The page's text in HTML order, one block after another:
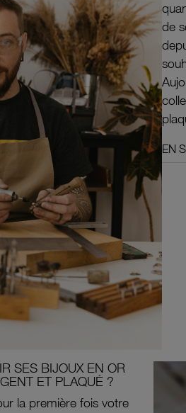
de
EN
SES BIJOUX EN OR
ET PLAQUÉ ?
la première fois votre